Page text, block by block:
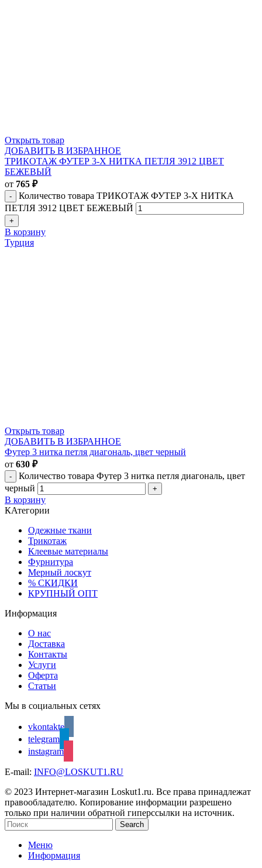
Открыть товар
ДОБАВИТЬ В ИЗБРАННОЕ
ТРИКОТАЖ ФУТЕР 3-Х НИТКА ПЕТЛЯ 3912 ЦВЕТ
БЕЖЕВЫЙ
от 765 ₽
Количество товара ТРИКОТАЖ ФУТЕР 3-Х НИТКА
ПЕТЛЯ 3912 ЦВЕТ БЕЖЕВЫЙ
В корзину
Турция
Открыть товар
ДОБАВИТЬ В ИЗБРАННОЕ
Футер 3 нитка петля диагональ, цвет черный
от 630 ₽
Количество товара Футер 3 нитка петля диагональ, цвет
черный
В корзину
КАтегории
Одежные ткани
Трикотаж
Клеевые материалы
Фурнитура
Мерный лоскут
% СКИДКИ
КРУПНЫЙ ОПТ
Информация
О нас
Доставка
Контакты
Услуги
Оферта
Статьи
Мы в социальных сетях
vkontakte
telegram
instagram
E-mail: INFO@LOSKUT1.RU
© 2023 Интернет-магазин Loskut1.ru. Все права принадлежат
правообладателю. Копирование информации разрешено
только при наличии обратной гиперссылки на источник.
Search
Меню
Информация